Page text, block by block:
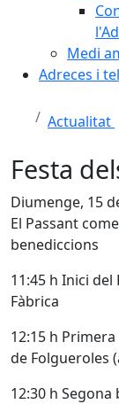
Medi
Adreces i
Actualitat
Festa
Diumenge, 15
El Passant
benediccions
11:45 h Inici del
Fàbrica
12:15 h
de Folgueroles
12:30 h Segona